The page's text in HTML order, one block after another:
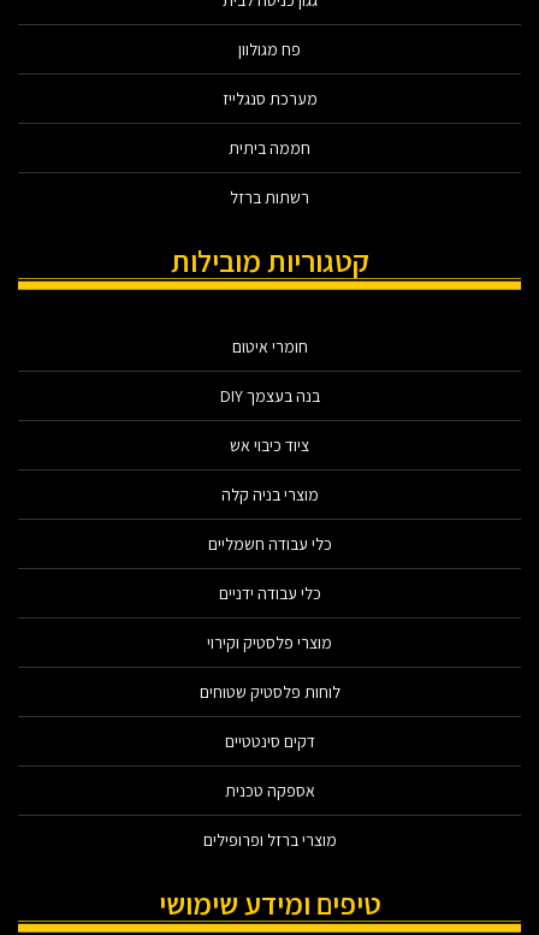
פח מגולוון
מערכת סנגלייז
חממה ביתית
רשתות ברזל
קטגוריות מובילות
חומרי איטום
בנה בעצמך DIY
ציוד כיבוי אש
מוצרי בניה קלה
כלי עבודה חשמליים
כלי עבודה ידניים
מוצרי פלסטיק וקירוי
לוחות פלסטיק שטוחים
דקים סינטטיים
אספקה טכנית
מוצרי ברזל ופרופילים
טיפים ומידע שימושי